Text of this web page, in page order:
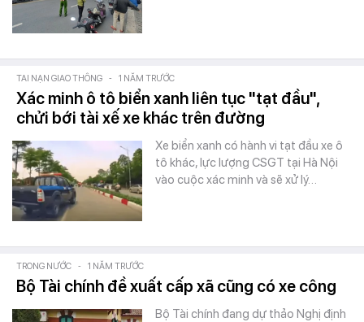
TAI NẠN GIAO THÔNG - 1 NĂM TRƯỚC
Xác minh ô tô biển xanh liên tục "tạt đầu",
chửi bới tài xế xe khác trên đường
Xe biển xanh có hành vi tạt đầu xe ô
tô khác, lực lượng CSGT tại Hà Nội
vào cuộc xác minh và sẽ xử lý…
TRONG NƯỚC - 1 NĂM TRƯỚC
Bộ Tài chính đề xuất cấp xã cũng có xe công
Bộ Tài chính đang dự thảo Nghị định